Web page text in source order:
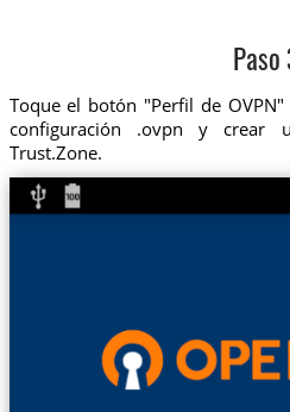
Paso
Toque el botón "Perfil de
configuración .ovpn y crear
Trust.Zone.